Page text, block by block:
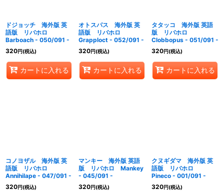
ドジョッチ 海外版 英
語版 リバホロ
Barboach - 050/091 -
320円(税込)
カートに入れる
オトスパス 海外版 英
語版 リバホロ
Grapploct - 052/091 -
320円(税込)
カートに入れる
タタッコ 海外版 英語
版 リバホロ
Clobbopus - 051/091 -
320円(税込)
カートに入れる
コノヨザル 海外版 英
語版 リバホロ
Annihilape - 047/091 -
320円(税込)
マンキー 海外版 英語
版 リバホロ Mankey
- 045/091 -
320円(税込)
クヌギダマ 海外版 英
語版 リバホロ
Pineco - 001/091 -
320円(税込)